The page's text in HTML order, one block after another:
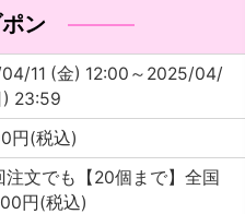
ン
11 (金) 12:00～2025/04/
23:59
円(税込)
注文でも【20個まで】全国
円(税込)